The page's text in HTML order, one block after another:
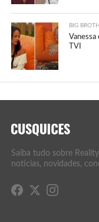
BIG
Vanessa
TVI
Saiba tudo sobre
notícias, novidades,